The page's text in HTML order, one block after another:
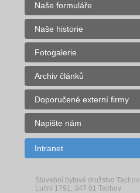
Naše formuláře
Naše historie
Fotogalerie
Archiv článků
Doporučené externí firmy
Napište nám
Intranet
Stavební bytové družstvo Tachov
Luční 1791, 347 01 Tachov